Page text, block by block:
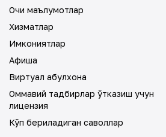
Очиқ маълумотлар
Хизматлар
Имкониятлар
Афиша
Виртуал қабулхона
Оммавий тадбирлар ўтказиш учун
лицензия
Кўп бериладиган саволлар